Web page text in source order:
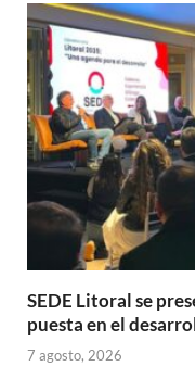
SEDE Litoral se
puesta en el
7 agosto, 2026